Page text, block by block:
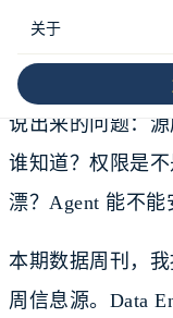
关于
“这个东西能不能
这句话听起来平
说出来的问题：源
谁知道？权限是
漂？Agent 能不能
本期数据周刊，
周信息源。Data